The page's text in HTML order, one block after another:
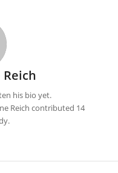
Reich
his bio yet.
Reich contributed 14